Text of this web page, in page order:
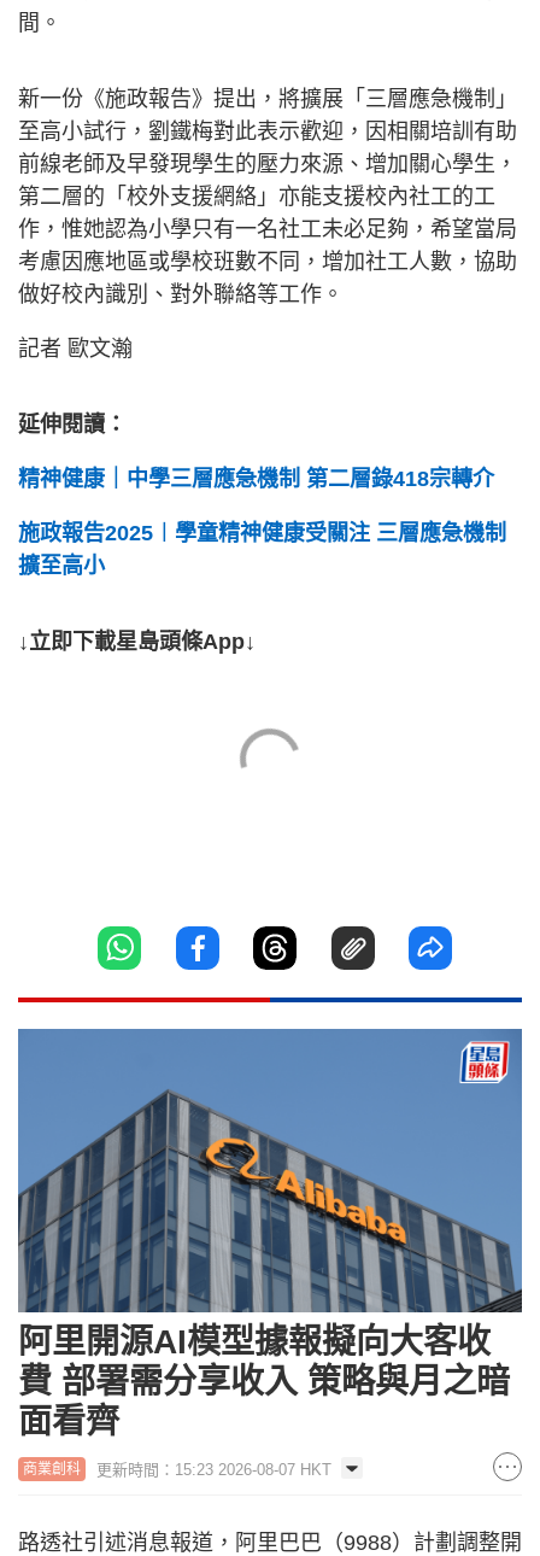
間。
新一份《施政報告》提出，將擴展「三層應急機制」
至高小試行，劉鐵梅對此表示歡迎，因相關培訓有助
前線老師及早發現學生的壓力來源、增加關心學生，
第二層的「校外支援網絡」亦能支援校內社工的工
作，惟她認為小學只有一名社工未必足夠，希望當局
考慮因應地區或學校班數不同，增加社工人數，協助
做好校內識別、對外聯絡等工作。
記者 歐文瀚
延伸閱讀：
精神健康｜中學三層應急機制 第二層錄418宗轉介
施政報告2025︱學童精神健康受關注 三層應急機制
擴至高小
↓立即下載星島頭條App↓
阿里開源AI模型據報擬向大客收
費 部署需分享收入 策略與月之暗
面看齊
商業創科 更新時間：15:23 2026-08-07 HKT
路透社引述消息報道，阿里巴巴（9988）計劃調整開